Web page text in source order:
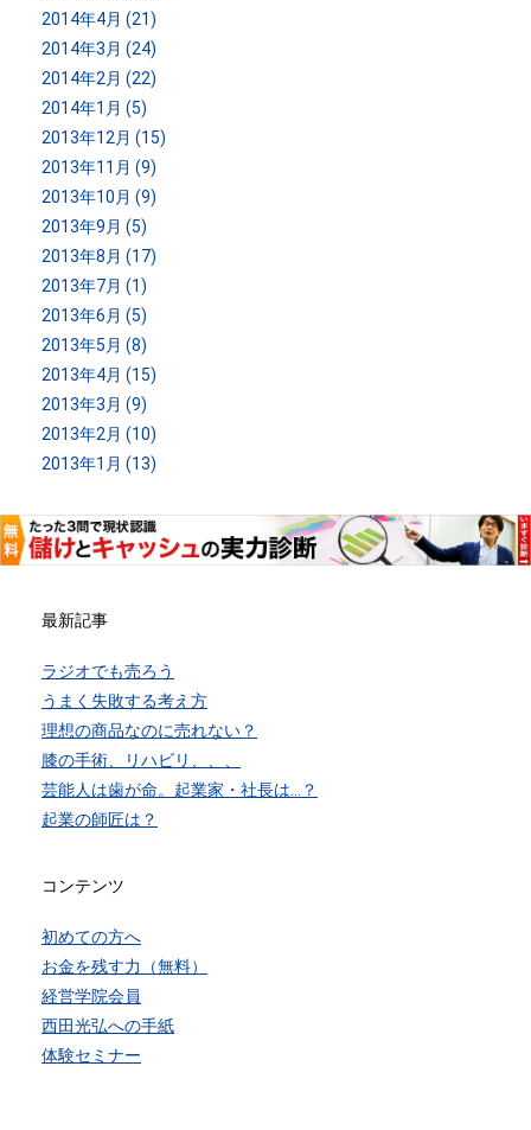
2014年4月 (21)
2014年3月 (24)
2014年2月 (22)
2014年1月 (5)
2013年12月 (15)
2013年11月 (9)
2013年10月 (9)
2013年9月 (5)
2013年8月 (17)
2013年7月 (1)
2013年6月 (5)
2013年5月 (8)
2013年4月 (15)
2013年3月 (9)
2013年2月 (10)
2013年1月 (13)
最新記事
ラジオでも売ろう
うまく失敗する考え方
理想の商品なのに売れない？
膝の手術、リハビリ、、、
芸能人は歯が命。起業家・社長は…？
起業の師匠は？
コンテンツ
初めての方へ
お金を残す力（無料）
経営学院会員
西田光弘への手紙
体験セミナー